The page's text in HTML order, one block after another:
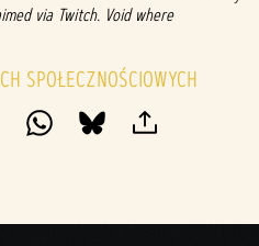
via Twitch. Void where
SPOŁECZNOŚCIOWYCH